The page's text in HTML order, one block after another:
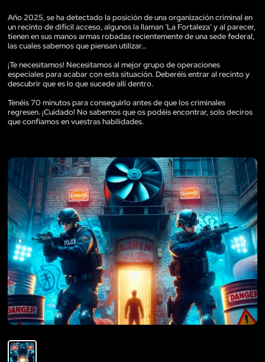
Año 2025, se ha detectado la posición de una organización criminal en
un recinto de difícil acceso, algunos la llaman ‘La Fortaleza’ y al parecer,
tienen en sus manos armas robadas recientemente de una sede federal,
las cuales sabemos que piensan utilizar…
¡Te necesitamos! Necesitamos al mejor grupo de operaciones
especiales para acabar con esta situación. Deberéis entrar al recinto y
descubrir que es lo que sucede allí dentro.
Tenéis 70 minutos para conseguirlo antes de que los criminales
regresen. ¡Cuidado! No sabemos que os podéis encontrar, solo deciros
que confiamos en vuestras habilidades.